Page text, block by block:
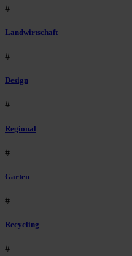
#
Landwirtschaft
#
Design
#
Regional
#
Garten
#
Recycling
#